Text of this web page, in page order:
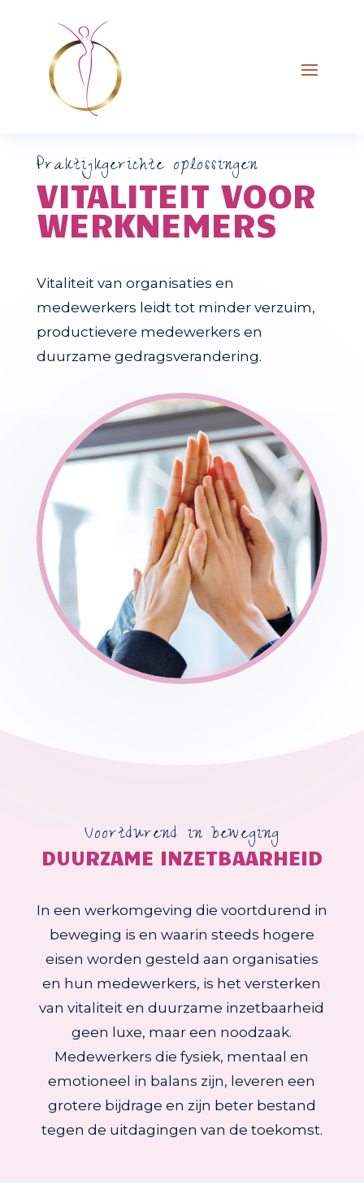
Praktijkgerichte oplossingen
VITALITEIT VOOR
WERKNEMERS
Vitaliteit van organisaties en
medewerkers leidt tot minder verzuim,
productievere medewerkers en
duurzame gedragsverandering.
Voortdurend in beweging
DUURZAME INZETBAARHEID
In een werkomgeving die voortdurend in
beweging is en waarin steeds hogere
eisen worden gesteld aan organisaties
en hun medewerkers, is het versterken
van vitaliteit en duurzame inzetbaarheid
geen luxe, maar een noodzaak.
Medewerkers die fysiek, mentaal en
emotioneel in balans zijn, leveren een
grotere bijdrage en zijn beter bestand
tegen de uitdagingen van de toekomst.